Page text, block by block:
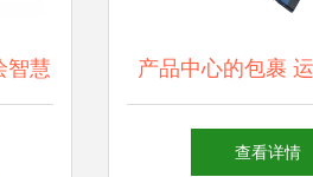
智慧 产品中心的包裹
一环
查看详情